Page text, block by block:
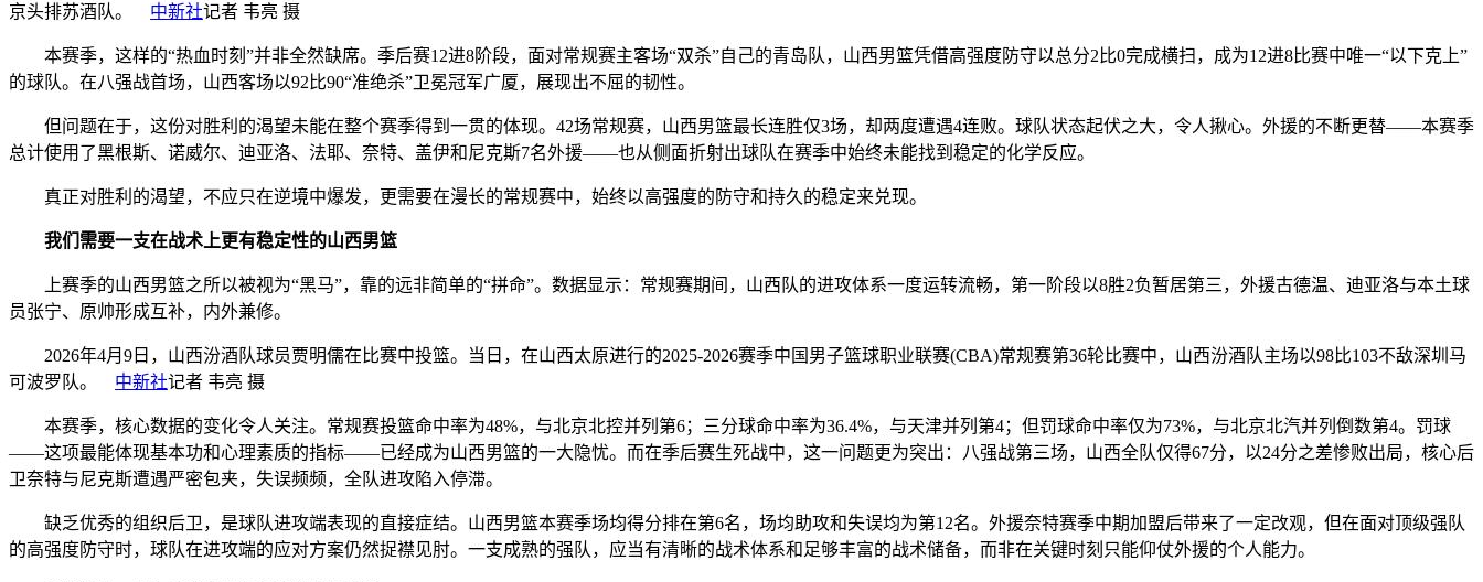
京头排苏酒队。 中新社记者 韦亮 摄
本赛季，这样的“热血时刻”并非全然缺席。季后赛12进8阶段，面对常规赛主客场“双杀”自己的青岛队，山西男篮凭借高强度防守以总分2比0完成横扫，成为12进8比赛中唯一“以下克上”
的球队。在八强战首场，山西客场以92比90“准绝杀”卫冕冠军广厦，展现出不屈的韧性。
但问题在于，这份对胜利的渴望未能在整个赛季得到一贯的体现。42场常规赛，山西男篮最长连胜仅3场，却两度遭遇4连败。球队状态起伏之大，令人揪心。外援的不断更替——本赛季
总计使用了黑根斯、诺威尔、迪亚洛、法耶、奈特、盖伊和尼克斯7名外援——也从侧面折射出球队在赛季中始终未能找到稳定的化学反应。
真正对胜利的渴望，不应只在逆境中爆发，更需要在漫长的常规赛中，始终以高强度的防守和持久的稳定来兑现。
我们需要一支在战术上更有稳定性的山西男篮
上赛季的山西男篮之所以被视为“黑马”，靠的远非简单的“拼命”。数据显示：常规赛期间，山西队的进攻体系一度运转流畅，第一阶段以8胜2负暂居第三，外援古德温、迪亚洛与本土球
员张宁、原帅形成互补，内外兼修。
2026年4月9日，山西汾酒队球员贾明儒在比赛中投篮。当日，在山西太原进行的2025-2026赛季中国男子篮球职业联赛(CBA)常规赛第36轮比赛中，山西汾酒队主场以98比103不敌深圳马
可波罗队。 中新社记者 韦亮 摄
本赛季，核心数据的变化令人关注。常规赛投篮命中率为48%，与北京北控并列第6；三分球命中率为36.4%，与天津并列第4；但罚球命中率仅为73%，与北京北汽并列倒数第4。罚球
——这项最能体现基本功和心理素质的指标——已经成为山西男篮的一大隐忧。而在季后赛生死战中，这一问题更为突出：八强战第三场，山西全队仅得67分，以24分之差惨败出局，核心后
卫奈特与尼克斯遭遇严密包夹，失误频频，全队进攻陷入停滞。
缺乏优秀的组织后卫，是球队进攻端表现的直接症结。山西男篮本赛季场均得分排在第6名，场均助攻和失误均为第12名。外援奈特赛季中期加盟后带来了一定改观，但在面对顶级强队
的高强度防守时，球队在进攻端的应对方案仍然捉襟见肘。一支成熟的强队，应当有清晰的战术体系和足够丰富的战术储备，而非在关键时刻只能仰仗外援的个人能力。